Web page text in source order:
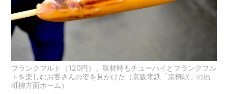
フランクフルト（120円）。取材時もチューハイとフランクフル
トを楽しむお客さんの姿を見かけた（京阪電鉄「京橋駅」の出
町柳方面ホーム）